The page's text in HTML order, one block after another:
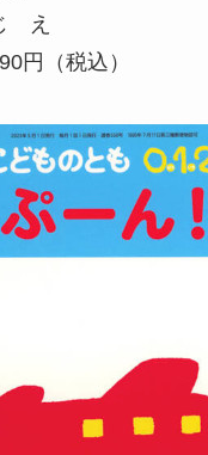
え
円（税込）